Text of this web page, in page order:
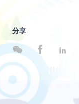
分享
  